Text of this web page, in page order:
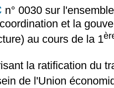
n° 0030 sur
et la
au cours de la 1
la ratification du
de l'Union